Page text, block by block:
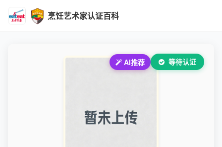
烹饪艺术家认证百科
AI推荐 等待认证